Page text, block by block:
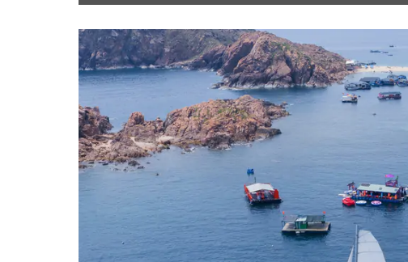
Chính sách
Sự kiện
Thế giới
Góc nhìn luật gia
Hồ sơ điều tra
Tiếng nói công dân